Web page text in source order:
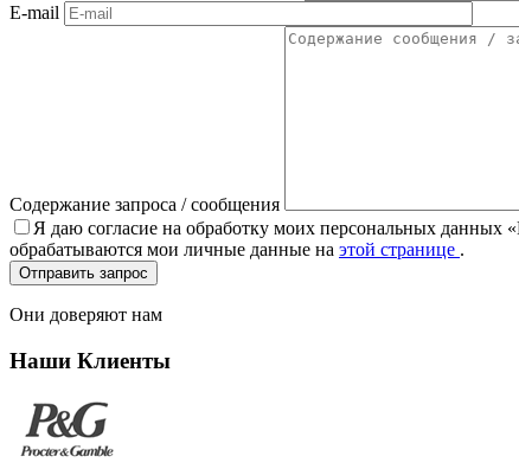
E-mail
Содержание запроса / сообщения
Я даю согласие на обработку моих персональных данных
обрабатываются мои личные данные на этой странице .
Они доверяют нам
Наши Клиенты